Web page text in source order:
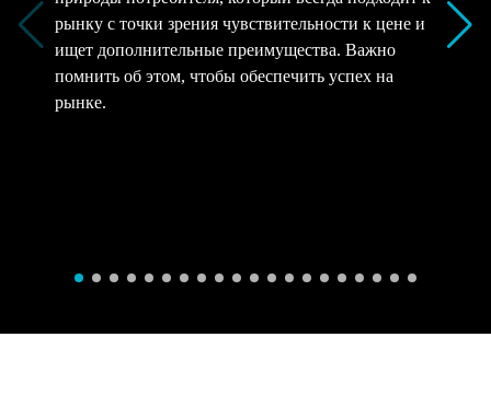
рынку с точки зрения чувствительности к цене и
ищет дополнительные преимущества. Важно
помнить об этом, чтобы обеспечить успех на
рынке.